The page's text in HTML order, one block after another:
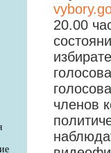
20.00
членов